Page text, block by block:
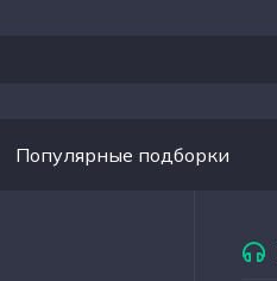
Популярные подборки